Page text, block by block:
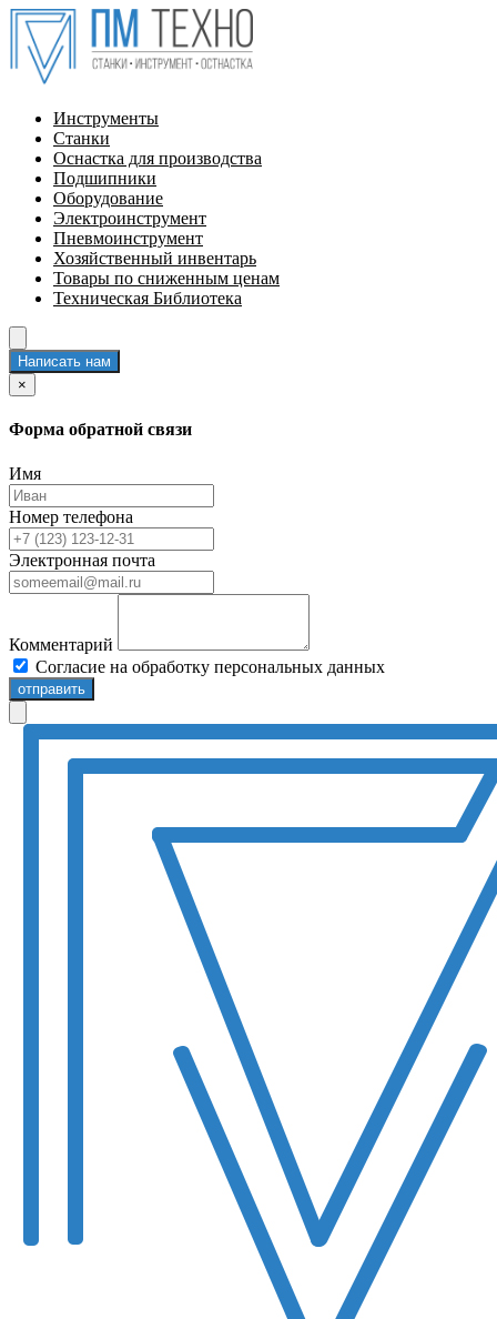
Инструменты
Станки
Оснастка для производства
Подшипники
Оборудование
Электроинструмент
Пневмоинструмент
Хозяйственный инвентарь
Товары по сниженным ценам
Техническая Библиотека
Написать нам
×
Форма обратной связи
Имя
Номер телефона
Электронная почта
Комментарий
Согласие на обработку персональных данных
отправить